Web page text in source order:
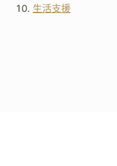
生活支援